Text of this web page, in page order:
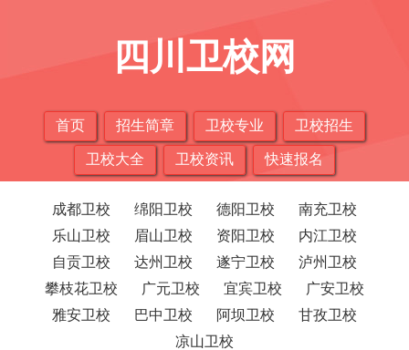
四川卫校网
首页 招生简章 卫校专业 卫校招生
卫校大全 卫校资讯 快速报名
成都卫校 绵阳卫校 德阳卫校
南充卫校
乐山卫校
眉山卫校 资阳卫校
内江卫校
自贡卫校
达州卫校 遂宁卫校
泸州卫校
攀枝花卫校
广元卫校 宜宾卫校
广安卫校
雅安卫校
巴中卫校 阿坝卫校
甘孜卫校
凉山卫校